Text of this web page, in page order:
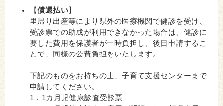
【償還払い】
里帰り出産等により県外の医療機関で健診を受け、
受診票での助成が利用できなかった場合は、健診に
要した費用を保護者が一時負担し、後日申請するこ
とで、同様の公費負担をいたします。
下記のものをお持ちの上、子育て支援センターまで
申請してください。
1．1カ月児健康診査受診票